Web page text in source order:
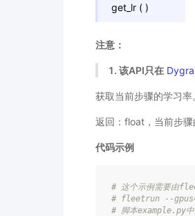
get_lr ( )
注意：
1. 该API只在
获取当前步骤的学习率
返回：float，当前步
代码示例
# 这个示例需要由
# fleetrun --
# 脚本example.py中